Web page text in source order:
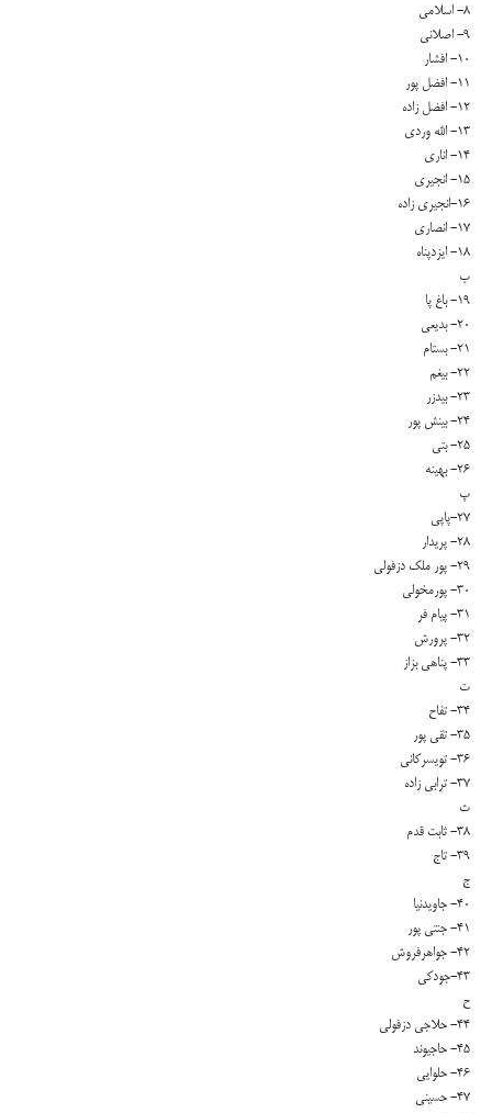
۸- اسلامی
۹- اصلانی
۱۰- افشار
۱۱- افضل پور
۱۲- افضل زاده
۱۳- الله وردی
۱۴- اناری
۱۵- انجیری
۱۶-انجیری زاده
۱۷- انصاری
۱۸- ایزدپناه
ب
۱۹- باغ پا
۲۰- بدیعی
۲۱- بستام
۲۲- بیغم
۲۳- بیدزر
۲۴- بینش پور
۲۵- بتی
۲۶- بهینه
پ
۲۷-پاپی
۲۸- پریدار
۲۹- پور ملک دزفولی
۳۰- پورمخولی
۳۱- پیام فر
۳۲- پرورش
۳۳- پناهی بزاز
ت
۳۴- تفاح
۳۵- تقی پور
۳۶- تویسرکانی
۳۷- ترابی زاده
ث
۳۸- ثابت قدم
۳۹- تاج
ج
۴۰- جاویدنیا
۴۱- جنتی پور
۴۲- جواهرفروش
۴۳-جودکی
ح
۴۴- حلاجی دزفولی
۴۵- حاجیوند
۴۶- حلوایی
۴۷- حسینی